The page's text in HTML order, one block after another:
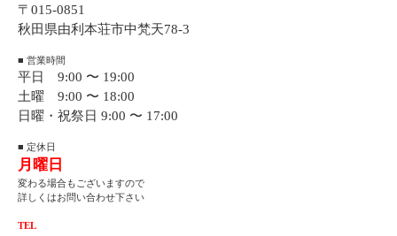
〒015-0851
秋田県由利本荘市中梵天78-3
■ 営業時間
平日 9:00 〜 19:00
土曜 9:00 〜 18:00
日曜・祝祭日 9:00 〜 17:00
■ 定休日
月曜日
変わる場合もございますので
詳しくはお問い合わせ下さい
TEL